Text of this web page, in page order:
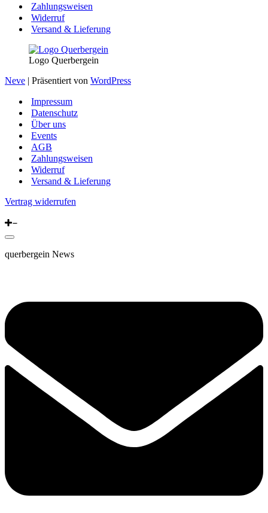
Zahlungsweisen
Widerruf
Versand & Lieferung
Logo Querbergein
Neve | Präsentiert von WordPress
Impressum
Datenschutz
Über uns
Events
AGB
Zahlungsweisen
Widerruf
Versand & Lieferung
Vertrag widerrufen
querbergein News